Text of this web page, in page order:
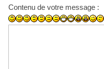
Contenu de votre message :